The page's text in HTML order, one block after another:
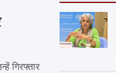
गिरफ्तार